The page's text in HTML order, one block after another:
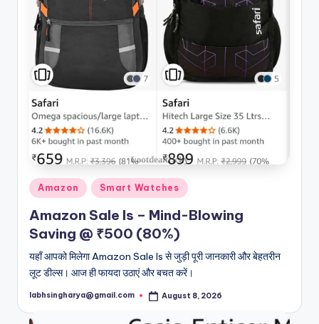
Posted
in
Amazon Smart Watches
Amazon Sale Is – Mind-Blowing
Saving @ ₹500 (80%)
यहाँ आपको मिलेगा Amazon Sale Is से जुड़ी पूरी जानकारी और बेहतरीन
लूट डील्स। आज ही फायदा उठाएं और बचत करें।
Posted
labhsingharya@gmail.com August 8, 2026